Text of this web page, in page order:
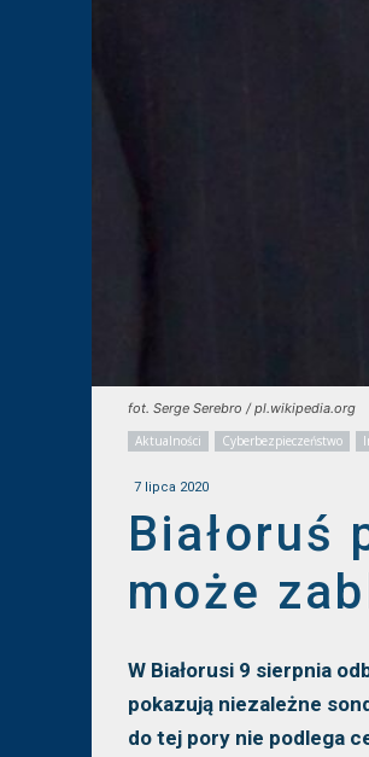
fot. Serge Serebro / pl.wikipedia.org
Aktualności
Cyberbezpieczeństwo
7 lipca 2020
Białoruś
może
W Białorusi 9 sierpnia
pokazują niezależne
do tej pory nie podlega